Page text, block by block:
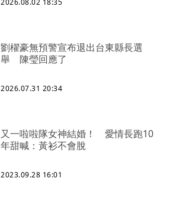
2026.08.02 18:35
劉櫂豪無預警宣布退出台東縣長選
舉 陳瑩回應了
2026.07.31 20:34
又一啦啦隊女神結婚！ 愛情長跑10
年甜喊：黃衫不會脫
2023.09.28 16:01